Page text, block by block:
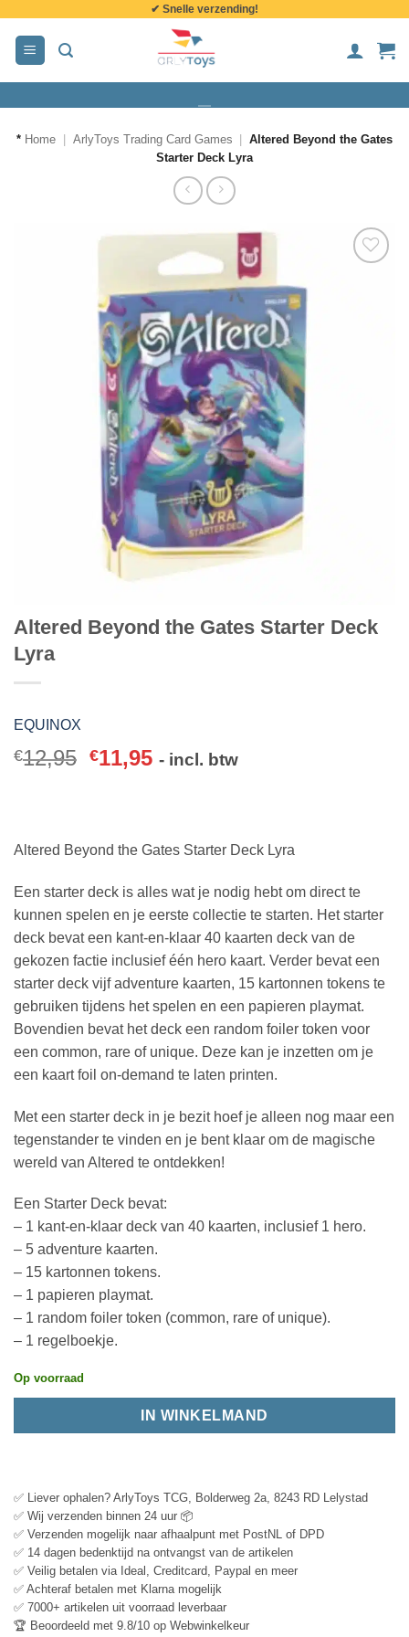
inhoud
✔ Snelle verzending!
* Home ArlyToys Trading Card Games
Altered Beyond the Gates
Starter Deck Lyra
Altered Beyond the Gates Starter Deck
Lyra
EQUINOX
€12,95 €11,95 - incl. btw
Altered Beyond the Gates Starter Deck Lyra
Een starter deck is alles wat je nodig hebt om direct te
kunnen spelen en je eerste collectie te starten. Het starter
deck bevat een kant-en-klaar 40 kaarten deck van de
gekozen factie inclusief één hero kaart. Verder bevat een
starter deck vijf adventure kaarten, 15 kartonnen tokens te
gebruiken tijdens het spelen en een papieren playmat.
Bovendien bevat het deck een random foiler token voor
een common, rare of unique. Deze kan je inzetten om je
een kaart foil on-demand te laten printen.
Met een starter deck in je bezit hoef je alleen nog maar een
tegenstander te vinden en je bent klaar om de magische
wereld van Altered te ontdekken!
Een Starter Deck bevat:
– 1 kant-en-klaar deck van 40 kaarten, inclusief 1 hero.
– 5 adventure kaarten.
– 15 kartonnen tokens.
– 1 papieren playmat.
– 1 random foiler token (common, rare of unique).
– 1 regelboekje.
Op voorraad
IN WINKELMAND
✅ Liever ophalen? ArlyToys TCG, Bolderweg 2a, 8243 RD Lelystad
✅ Wij verzenden binnen 24 uur 📦
✅ Verzenden mogelijk naar afhaalpunt met PostNL of DPD
✅ 14 dagen bedenktijd na ontvangst van de artikelen
✅ Veilig betalen via Ideal, Creditcard, Paypal en meer
✅ Achteraf betalen met Klarna mogelijk
✅ 7000+ artikelen uit voorraad leverbaar
🏆 Beoordeeld met 9.8/10 op Webwinkelkeur